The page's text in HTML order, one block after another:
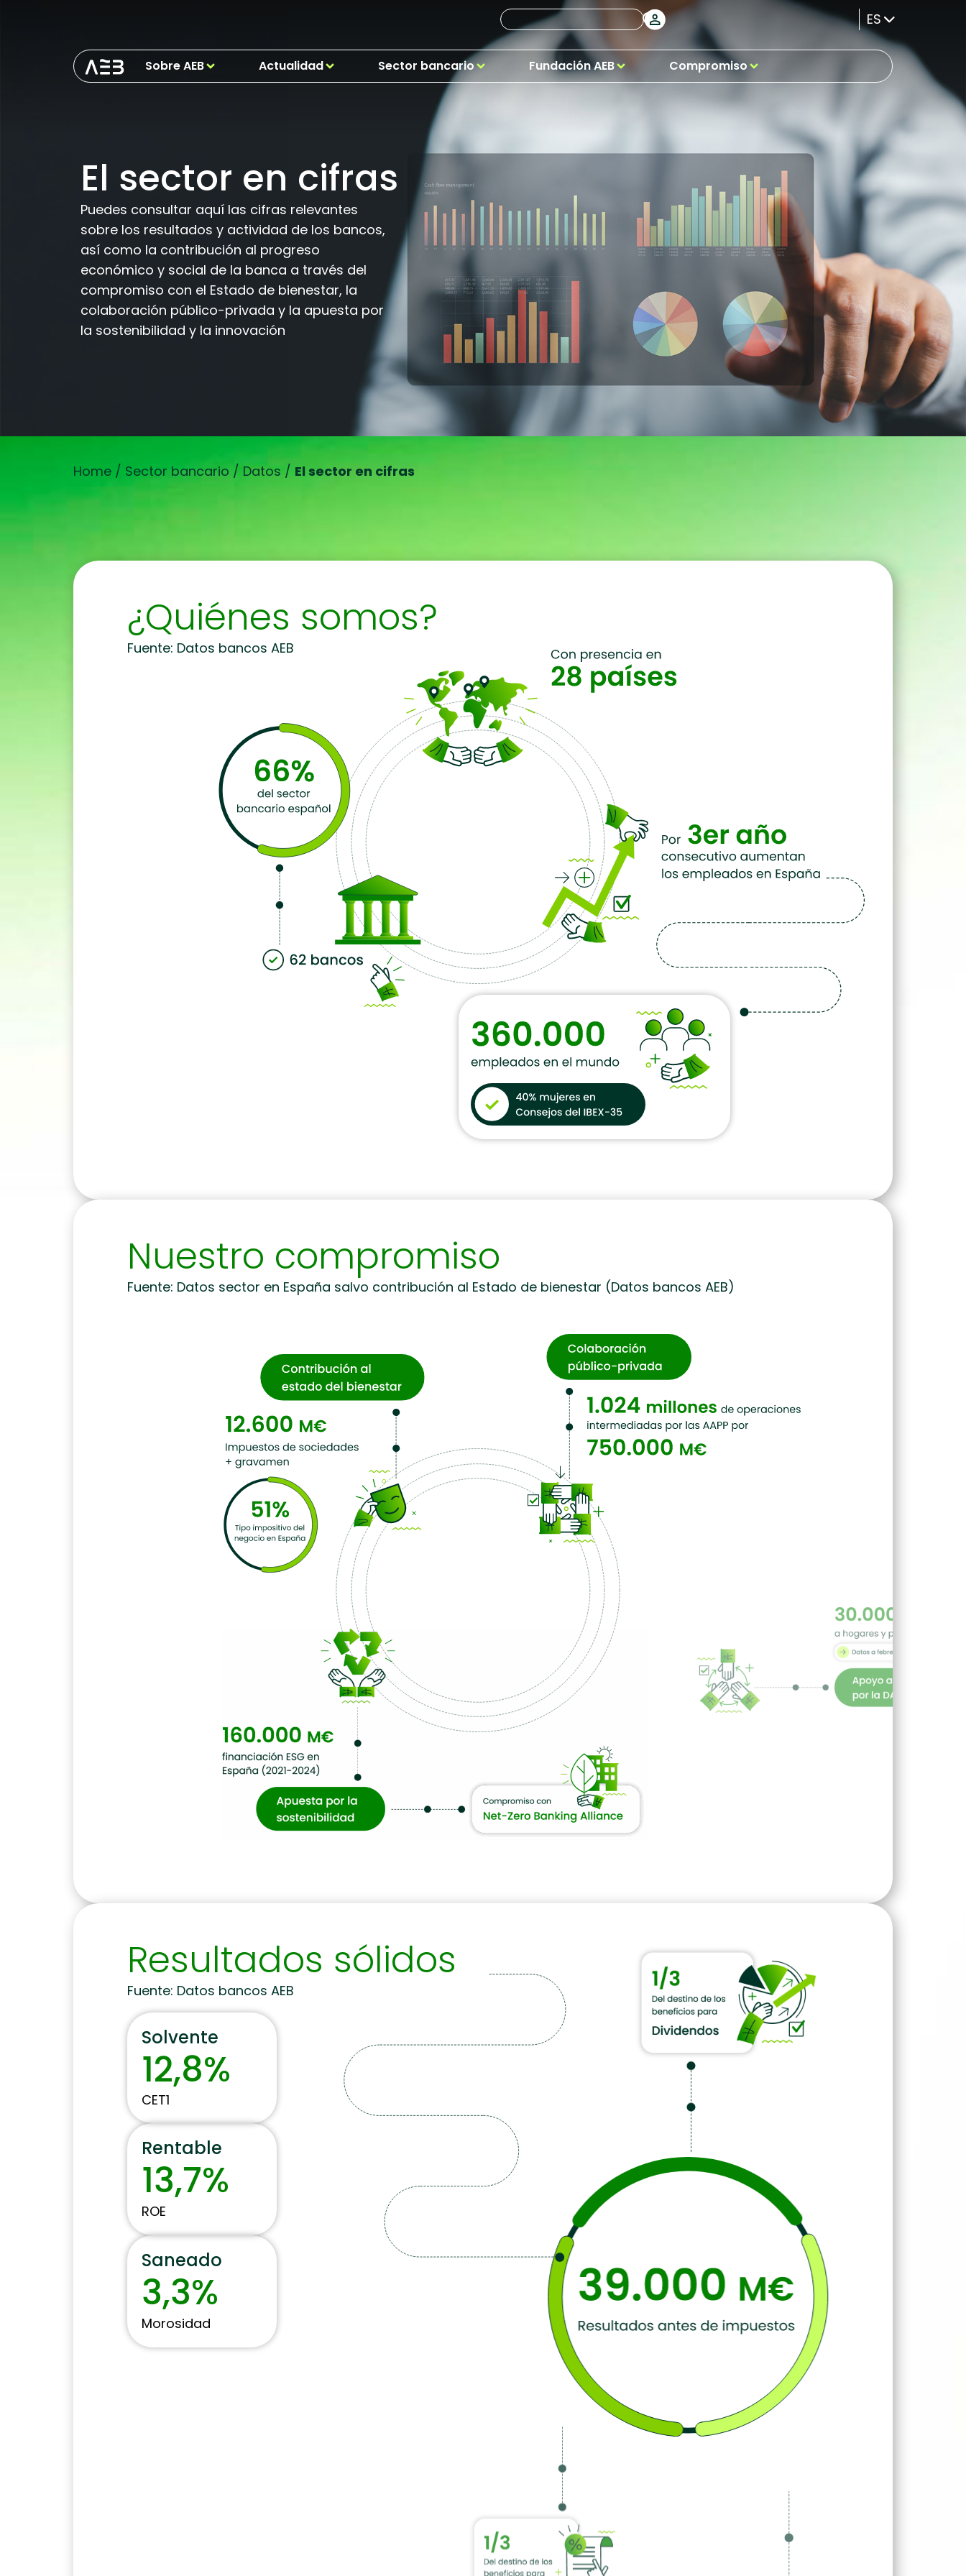
ES
Sobre AEB Actualidad Sector bancario Fundación AEB Compromiso
El sector en cifras
Puedes consultar aquí las cifras relevantes
sobre los resultados y actividad de los bancos,
así como la contribución al progreso
económico y social de la banca a través del
compromiso con el Estado de bienestar, la
colaboración público-privada y la apuesta por
la sostenibilidad y la innovación
Home / Sector bancario/ Datos / El sector en cifras
¿Quiénes somos?
Fuente: Datos bancos AEB
Nuestro compromiso
Fuente: Datos sector en España salvo contribución al Estado de bienestar (Datos bancos AEB)
Resultados sólidos
Fuente: Datos bancos AEB
Solvente
12,8%
CET1
Rentable
13,7%
ROE
Saneado
3,3%
Morosidad